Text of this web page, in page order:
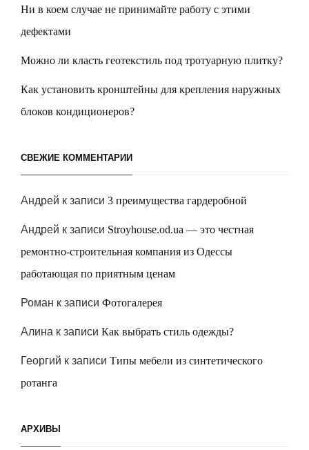
Ни в коем случае не принимайте работу с этими
дефектами
Можно ли класть геотекстиль под тротуарную плитку?
Как установить кронштейны для крепления наружных
блоков кондиционеров?
СВЕЖИЕ КОММЕНТАРИИ
Андрей к записи 3 преимущества гардеробной
Андрей к записи Stroyhouse.od.ua — это честная
ремонтно-строительная компания из Одессы
работающая по приятным ценам
Роман к записи Фотогалерея
Алина к записи Как выбрать стиль одежды?
Георгий к записи Типы мебели из синтетического
ротанга
АРХИВЫ